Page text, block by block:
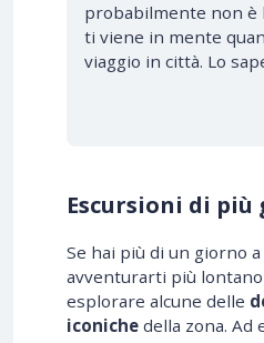
probabilmente non è
ti viene in mente
viaggio in città. Lo
Escursioni di più
Se hai più di un giorno
avventurarti più
esplorare alcune delle
iconiche della zona. Ad